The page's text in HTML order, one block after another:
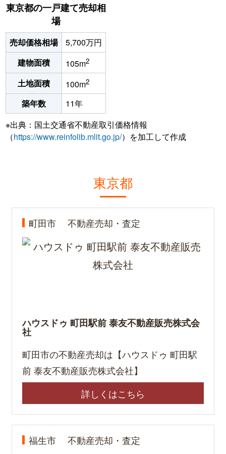
東京都の一戸建て売却相
場
売却価格相場
5,700万円
建物面積
105m2
土地面積 100m2
築年数
11年
※出典：国土交通省不動産取引価格情報
（https://www.reinfolib.mlit.go.jp/）を加工して作成
東京都
町田市 不動産売却・査定
ハウスドゥ 町田駅前 泰友不動産販売株式会
社
町田市の不動産売却は【ハウスドゥ 町田駅
前 泰友不動産販売株式会社】
詳しくはこちら
福生市 不動産売却・査定